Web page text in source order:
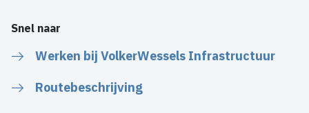
Snel naar
Werken bij VolkerWessels Infrastructuur
Routebeschrijving